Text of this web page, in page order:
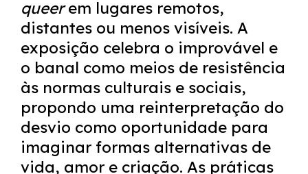
queerem lugares remotos,
distantes ou menos visíveis. A
exposição celebra o improvável e
o banal como meios de resistência
às normas culturais e sociais,
propondo uma reinterpretação do
desvio como oportunidade para
imaginar formas alternativas de
vida, amor e criação. As práticas